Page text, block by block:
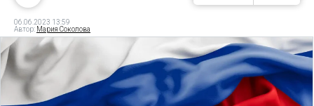
06.06.2023 13:59
Автор: Мария Соколова